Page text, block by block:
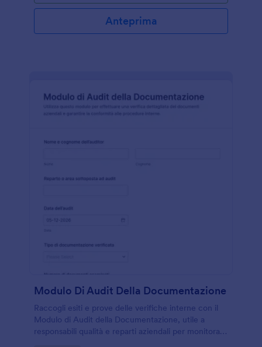
Anteprima
Modulo Di Audit Della Documentazione
Raccogli esiti e prove delle verifiche interne con il
Modulo di Audit della Documentazione, utile a
responsabili qualità e reparti aziendali per monitorare